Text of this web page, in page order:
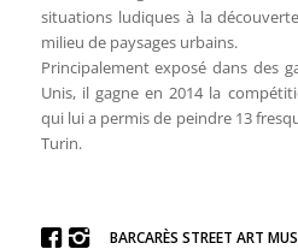
situations ludiques à la
milieu de paysages urbains.
Principalement exposé dans des
Unis, il gagne en 2014 la
qui lui a permis de peindre 13
Turin.
BARCARÈS STREET ART